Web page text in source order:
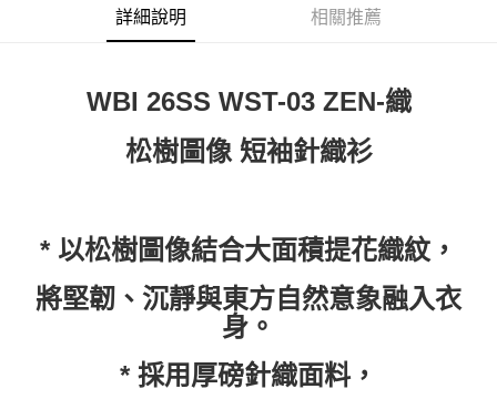
Google Pay
【關於「AFTEE先享後付」】
AFTEE先享後付是「在收到商品之後才付款」的支付方式。 讓您購物簡單
便利好安心！
１．簡單：不需註冊會員、不需綁卡、不需儲值。
２．便利：只要手機號碼，簡訊認證，即可結帳。
３．安心：先確認商品／服務後，再付款。
【「AFTEE先享後付」結帳流程】
ATM付款
運送方式
每筆NT$60，滿NT$399(含以上)免運費
詳細說明 相關推薦
WBI 26SS WST-03 ZEN-織
松樹圖像 短袖針織衫
* 以松樹圖像結合大面積提花織紋，
將堅韌、沉靜與東方自然意象融入衣
身。
* 採用厚磅針織面料，